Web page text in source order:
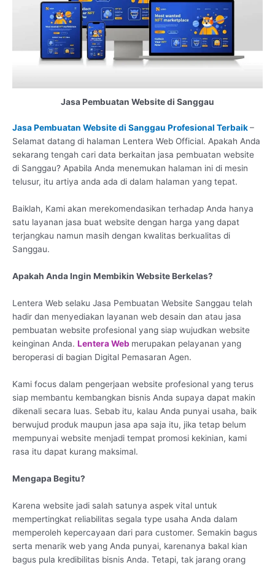
Jasa Pembuatan Website di Sanggau
Jasa Pembuatan Website di Sanggau Profesional Terbaik–
Selamat datang di halaman Lentera Web Official. Apakah Anda
sekarang tengah cari data berkaitan jasa pembuatan website
di Sanggau? Apabila Anda menemukan halaman ini di mesin
telusur, itu artiya anda ada di dalam halaman yang tepat.
Baiklah, Kami akan merekomendasikan terhadap Anda hanya
satu layanan jasa buat website dengan harga yang dapat
terjangkau namun masih dengan kwalitas berkualitas di
Sanggau.
Apakah Anda Ingin Membikin Website Berkelas?
Lentera Web selaku Jasa Pembuatan Website Sanggau telah
hadir dan menyediakan layanan web desain dan atau jasa
pembuatan website profesional yang siap wujudkan website
keinginan Anda. Lentera Web merupakan pelayanan yang
beroperasi di bagian Digital Pemasaran Agen.
Kami focus dalam pengerjaan website profesional yang terus
siap membantu kembangkan bisnis Anda supaya dapat makin
dikenali secara luas. Sebab itu, kalau Anda punyai usaha, baik
berwujud produk maupun jasa apa saja itu, jika tetap belum
mempunyai website menjadi tempat promosi kekinian, kami
rasa itu dapat kurang maksimal.
Mengapa Begitu?
Karena website jadi salah satunya aspek vital untuk
mempertingkat reliabilitas segala type usaha Anda dalam
memperoleh kepercayaan dari para customer. Semakin bagus
serta menarik web yang Anda punyai, karenanya bakal kian
bagus pula kredibilitas bisnis Anda. Tetapi, tak jarang orang